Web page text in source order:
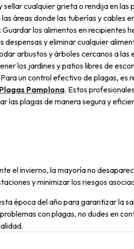
sellar cualquier grieta o rendija en
áreas donde las tuberías y cables
: Guardar los alimentos en recipientes
y eliminar cualquier
arbustos y árboles cercanos a
los jardines y patios libres de
Para un control efectivo de plagas,
Pamplona. Estos
las plagas de manera segura y
el invierno, la mayoría no
y minimizar los riesgos
época del año para garantizar la
con plagas, no dudes en